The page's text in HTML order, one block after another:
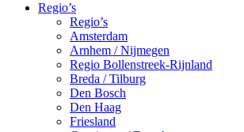
Regio’s
Regio’s
Amsterdam
Arnhem / Nijmegen
Regio Bollenstreek-Rijnland
Breda / Tilburg
Den Bosch
Den Haag
Friesland